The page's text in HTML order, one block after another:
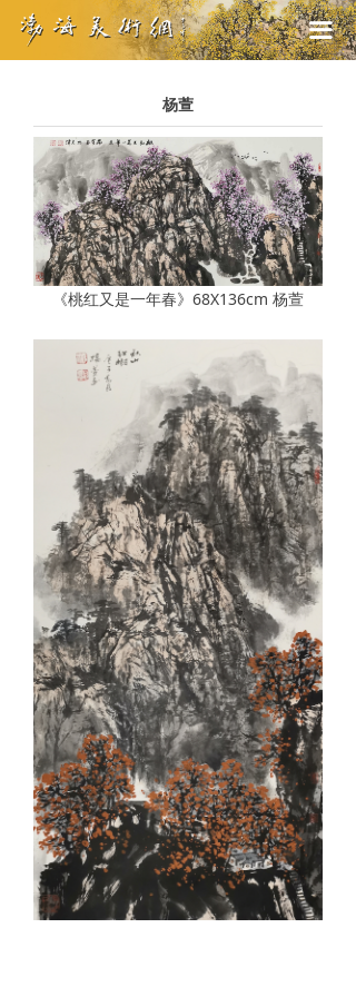
끀
杨萱
《桃红又是一年春》68X136cm 杨萱